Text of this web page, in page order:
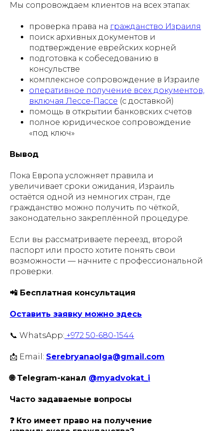
Мы сопровождаем клиентов на всех этапах:
проверка права на гражданство Израиля
поиск архивных документов и
подтверждение еврейских корней
подготовка к собеседованию в
консульстве
комплексное сопровождение в Израиле
оперативное получение всех документов,
включая Лессе-Пассе (с доставкой)
помощь в открытии банковских счетов
полное юридическое сопровождение
«под ключ»
Вывод
Пока Европа усложняет правила и
увеличивает сроки ожидания, Израиль
остаётся одной из немногих стран, где
гражданство можно получить по чёткой,
законодательно закреплённой процедуре.
Если вы рассматриваете переезд, второй
паспорт или просто хотите понять свои
возможности — начните с профессиональной
проверки.
📲 Бесплатная консультация
Оставить заявку можно здесь
📞 WhatsApp: +972 50-680-1544
📩 Email: Serebryanaolga@gmail.com
🌐 Telegram-канал @myadvokat_i
Часто задаваемые вопросы
❓ Кто имеет право на получение